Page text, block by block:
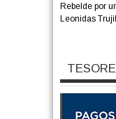
Rebelde por
Leonidas